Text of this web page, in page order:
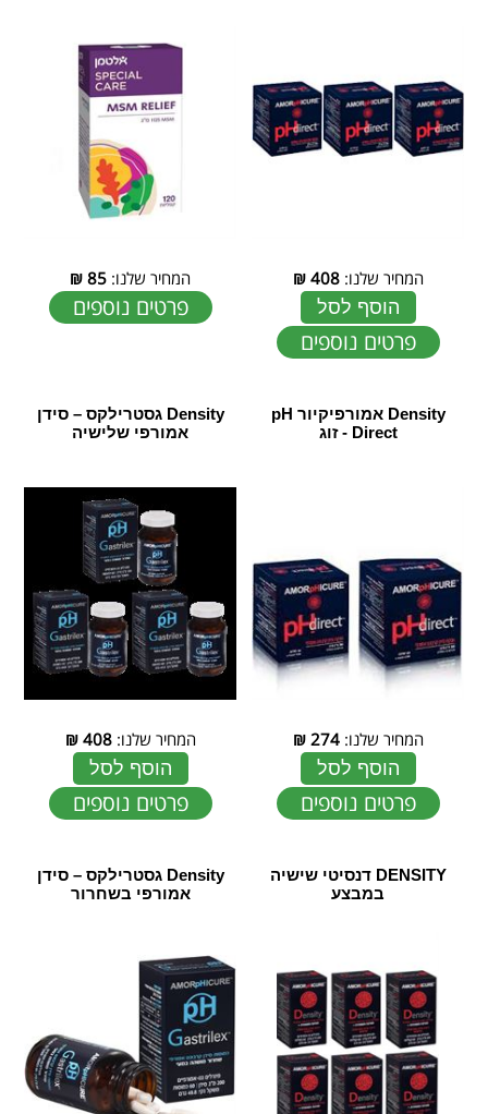
המחיר שלנו:408
₪
הוסף לסל
פרטים נוספים
המחיר שלנו: 85
₪
פרטים נוספים
Density אמורפיקיור pH
Direct - זוג
המחיר שלנו:274
₪
הוסף לסל
פרטים נוספים
Density גסטרילקס – סידן
אמורפי שלישיה
המחיר שלנו:408
₪
הוסף לסל
פרטים נוספים
DENSITY דנסיטי שישיה
במבצע
Density גסטרילקס – סידן
אמורפי בשחרור